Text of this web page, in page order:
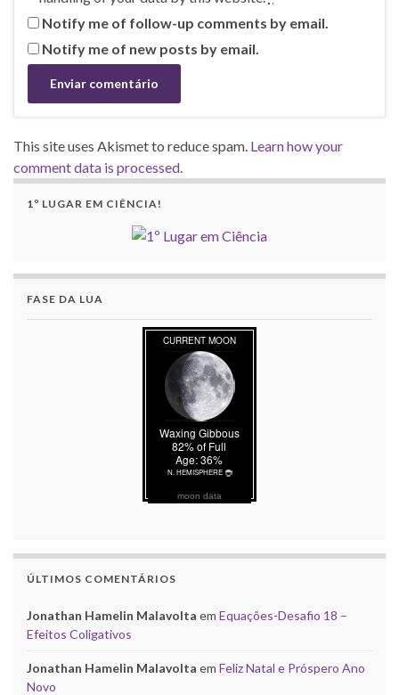
Notify me of follow-up comments by email.
Notify me of new posts by email.
This site uses Akismet to reduce spam. Learn how your
comment data is processed.
1º LUGAR EM CIÊNCIA!
FASE DA LUA
moon data
ÚLTIMOS COMENTÁRIOS
Jonathan Hamelin Malavolta em Equações-Desafio 18 –
Efeitos Coligativos
Jonathan Hamelin Malavolta em Feliz Natal e Próspero Ano
Novo